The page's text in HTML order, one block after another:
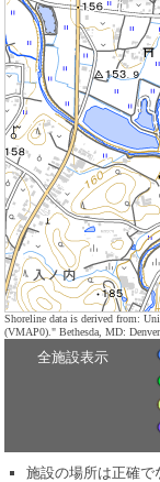
Shoreline data is derived from:
(VMAP0)." Bethesda, MD:
全施設表示
施設の場所は正確で